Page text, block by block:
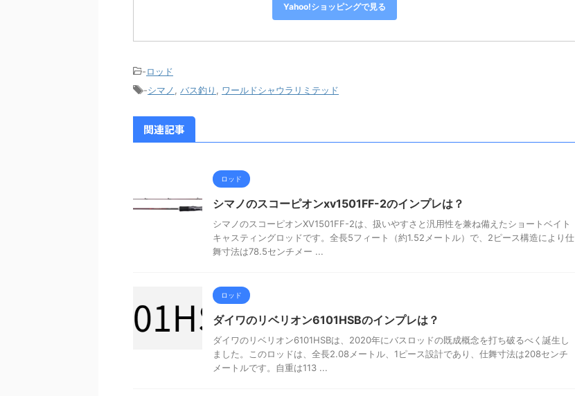
Yahoo!ショッピングで見る
-ロッド
-シマノ バス釣り ワールドシャウラリミテッド
関連記事
ロッド
シマノのスコーピオンxv1501FF-2のインプレは？
シマノのスコーピオンXV1501FF-2は、扱いやすさと汎用性を兼ね備えたショートベイト
キャスティングロッドです。全長5フィート（約1.52メートル）で、2ピース構造により仕
舞寸法は78.5センチメー ...
ロッド
ダイワのリベリオン6101HSBのインプレは？
ダイワのリベリオン6101HSBは、2020年にバスロッドの既成概念を打ち破るべく誕生し
ました。このロッドは、全長2.08メートル、1ピース設計であり、仕舞寸法は208センチ
メートルです。自重は113 ...